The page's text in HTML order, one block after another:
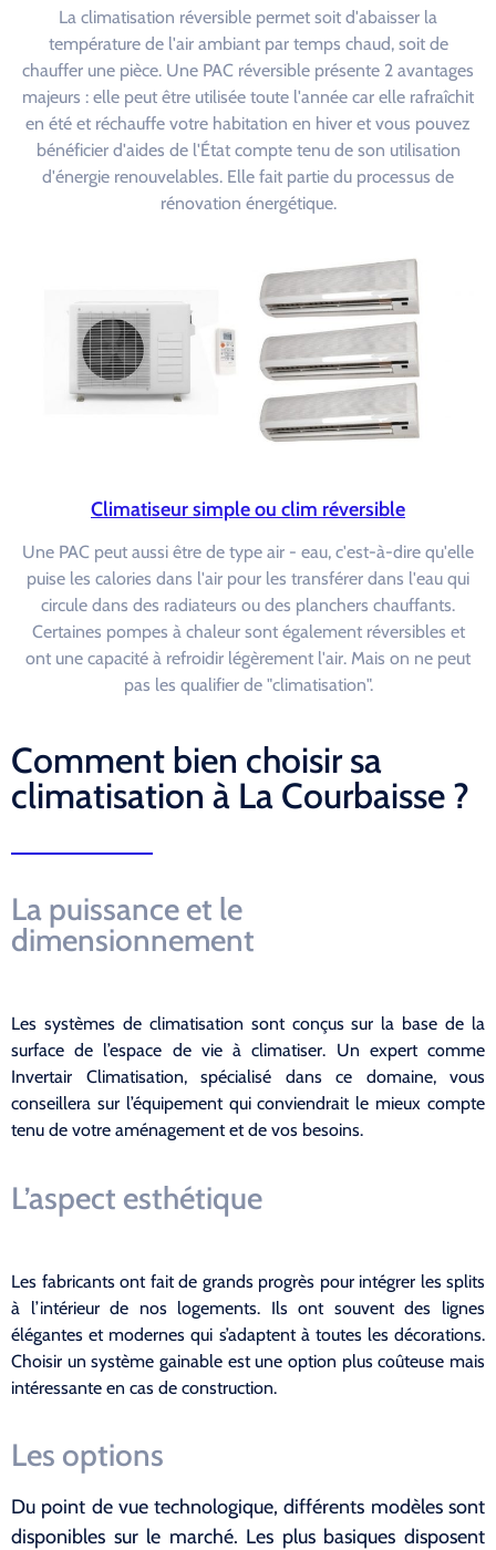
La climatisation réversible permet soit d'abaisser la
température de l'air ambiant par temps chaud, soit de
chauffer une pièce. Une PAC réversible présente 2 avantages
majeurs : elle peut être utilisée toute l'année car elle rafraîchit
en été et réchauffe votre habitation en hiver et vous pouvez
bénéficier d'aides de l'État compte tenu de son utilisation
d'énergie renouvelables. Elle fait partie du processus de
rénovation énergétique.
Climatiseur simple ou clim réversible
Une PAC peut aussi être de type air - eau, c'est-à-dire qu'elle
puise les calories dans l'air pour les transférer dans l'eau qui
circule dans des radiateurs ou des planchers chauffants.
Certaines pompes à chaleur sont également réversibles et
ont une capacité à refroidir légèrement l'air. Mais on ne peut
pas les qualifier de "climatisation".
Comment bien choisir sa
climatisation à La Courbaisse ?
La puissance et le
dimensionnement
Les systèmes de climatisation sont conçus sur la base de la
surface de l’espace de vie à climatiser. Un expert comme
Invertair Climatisation, spécialisé dans ce domaine, vous
conseillera sur l’équipement qui conviendrait le mieux compte
tenu de votre aménagement et de vos besoins.
L’aspect esthétique
Les fabricants ont fait de grands progrès pour intégrer les splits
à l’intérieur de nos logements. Ils ont souvent des lignes
élégantes et modernes qui s’adaptent à toutes les décorations.
Choisir un système gainable est une option plus coûteuse mais
intéressante en cas de construction.
Les options
Du point de vue technologique, différents modèles sont
disponibles sur le marché. Les plus basiques disposent